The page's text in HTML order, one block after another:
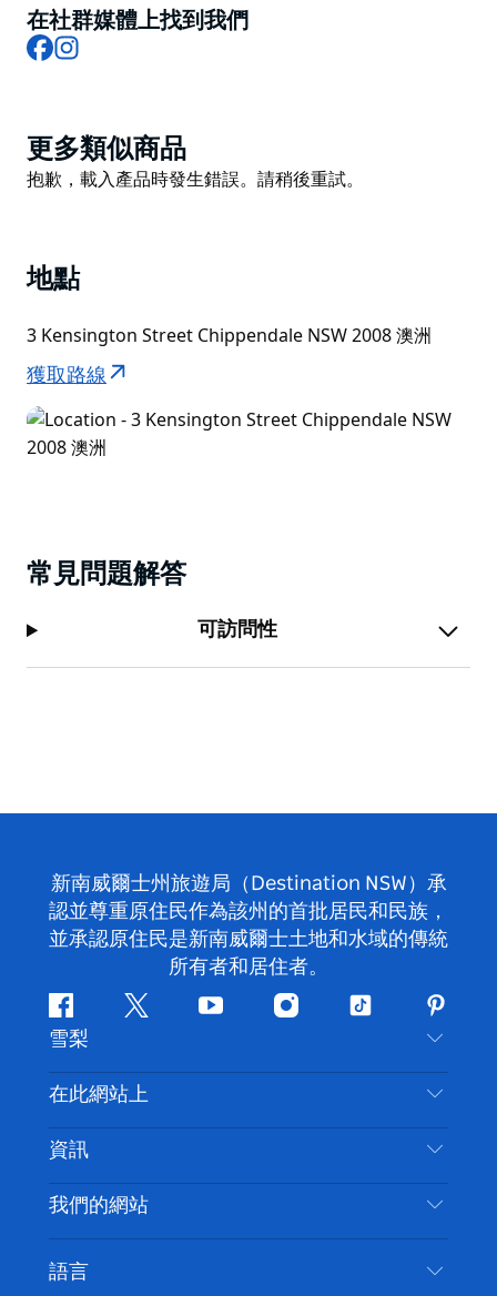
聚，都能品嚐到優質的時令食材和貼心周到的服務。
Chez Beckett's 坐落於雪梨充滿活力的 Chippendale
在社群媒體上找到我們
Facebook
Product
List
更多類似商品
Product
抱歉，載入產品時發生錯誤。請稍後重試。
地點
3 Kensington Street Chippendale NSW 2008 澳洲
獲取路線
常見問題解答
可訪問性
新南威爾士州旅遊局（Destination NSW）承
認並尊重原住民作為該州的首批居民和民族，
並承認原住民是新南威爾士土地和水域的傳統
所有者和居住者。
Facebook嘰
喳
喳
Youtube Instagram
抖
雪梨
聯絡我們
免責聲明
隱私
Cookie 通知
在此網站上
目的地
要做的事情
新南威爾士州公路旅行
活動
資訊
旅行資訊
無障礙雪梨
列出您的業務
我們的網站
語言